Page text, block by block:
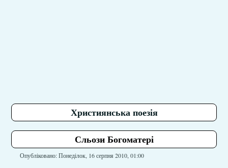
Християнська поезія
Сльози Богоматері
Опубліковано: Понеділок, 16 серпня 2010, 01:00